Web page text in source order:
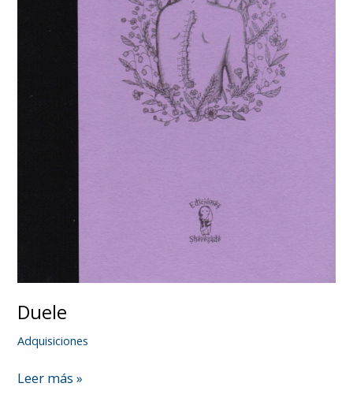
Duele
Adquisiciones
Duele
Leer más »